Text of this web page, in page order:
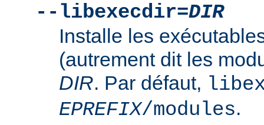
--libexecdir=DIR
Installe les
(autrement dit les
DIR. Par défaut,
EPREFIX/modules.